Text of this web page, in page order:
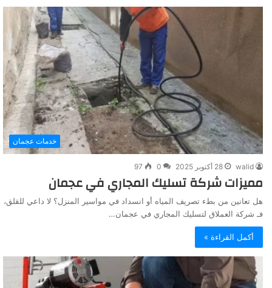
خدمات عجمان
walid 28 أكتوبر 2025 0
97
مميزات شركة تسليك المجاري في عجمان
هل تعانين من بطء تصريف المياه أو انسداد في مواسير المنزل؟ لا داعي للقلق،
فـ شركة العملاق لتسليك المجاري في عجمان…
أكمل القراءة »